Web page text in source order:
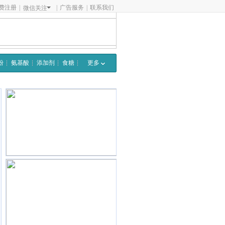
注册 微信关注 广告服务 联系我们
氨基酸 添加剂 食糖 更多